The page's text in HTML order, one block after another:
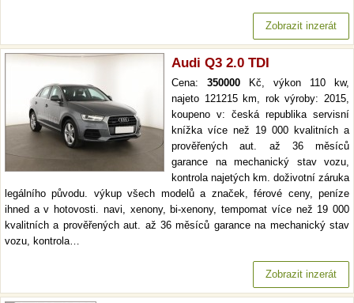
Zobrazit inzerát
Audi Q3 2.0 TDI
Cena: 350000 Kč, výkon 110 kw,
najeto 121215 km, rok výroby: 2015,
koupeno v: česká republika servisní
knížka více než 19 000 kvalitních a
prověřených aut. až 36 měsíců
garance na mechanický stav vozu,
kontrola najetých km. doživotní záruka
legálního původu. výkup všech modelů a značek, férové ceny, peníze
ihned a v hotovosti. navi, xenony, bi-xenony, tempomat více než 19 000
kvalitních a prověřených aut. až 36 měsíců garance na mechanický stav
vozu, kontrola…
Zobrazit inzerát